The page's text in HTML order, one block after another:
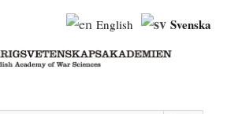
English Svenska